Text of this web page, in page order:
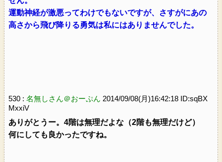
運動神経が激悪ってわけでもないですが、さすがにあの
高さから飛び降りる勇気は私にはありませんでした。
530 : 名無しさん＠おーぷん 2014/09/08(月)16:42:18 ID:sqBX
MxxiV
ありがとうー。4階は無理だよな（2階も無理だけど）
何にしても良かったですね。